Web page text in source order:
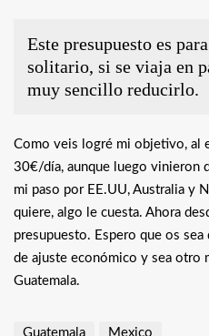
Este presupuesto es
solitario, si se viaja en
muy sencillo reducirlo.
Como veis logré mi objetivo, al
30€/día, aunque luego vinieron
mi paso por EE.UU, Australia y
quiere, algo le cuesta. Ahora
presupuesto. Espero que os
de ajuste económico y sea otro
Guatemala.
Guatemala Mexico